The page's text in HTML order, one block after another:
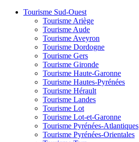
Tourisme Sud-Ouest
Tourisme Ariège
Tourisme Aude
Tourisme Aveyron
Tourisme Dordogne
Tourisme Gers
Tourisme Gironde
Tourisme Haute-Garonne
Tourisme Hautes-Pyrénées
Tourisme Hérault
Tourisme Landes
Tourisme Lot
Tourisme Lot-et-Garonne
Tourisme Pyrénées-Atlantiques
Tourisme Pyrénées-Orientales